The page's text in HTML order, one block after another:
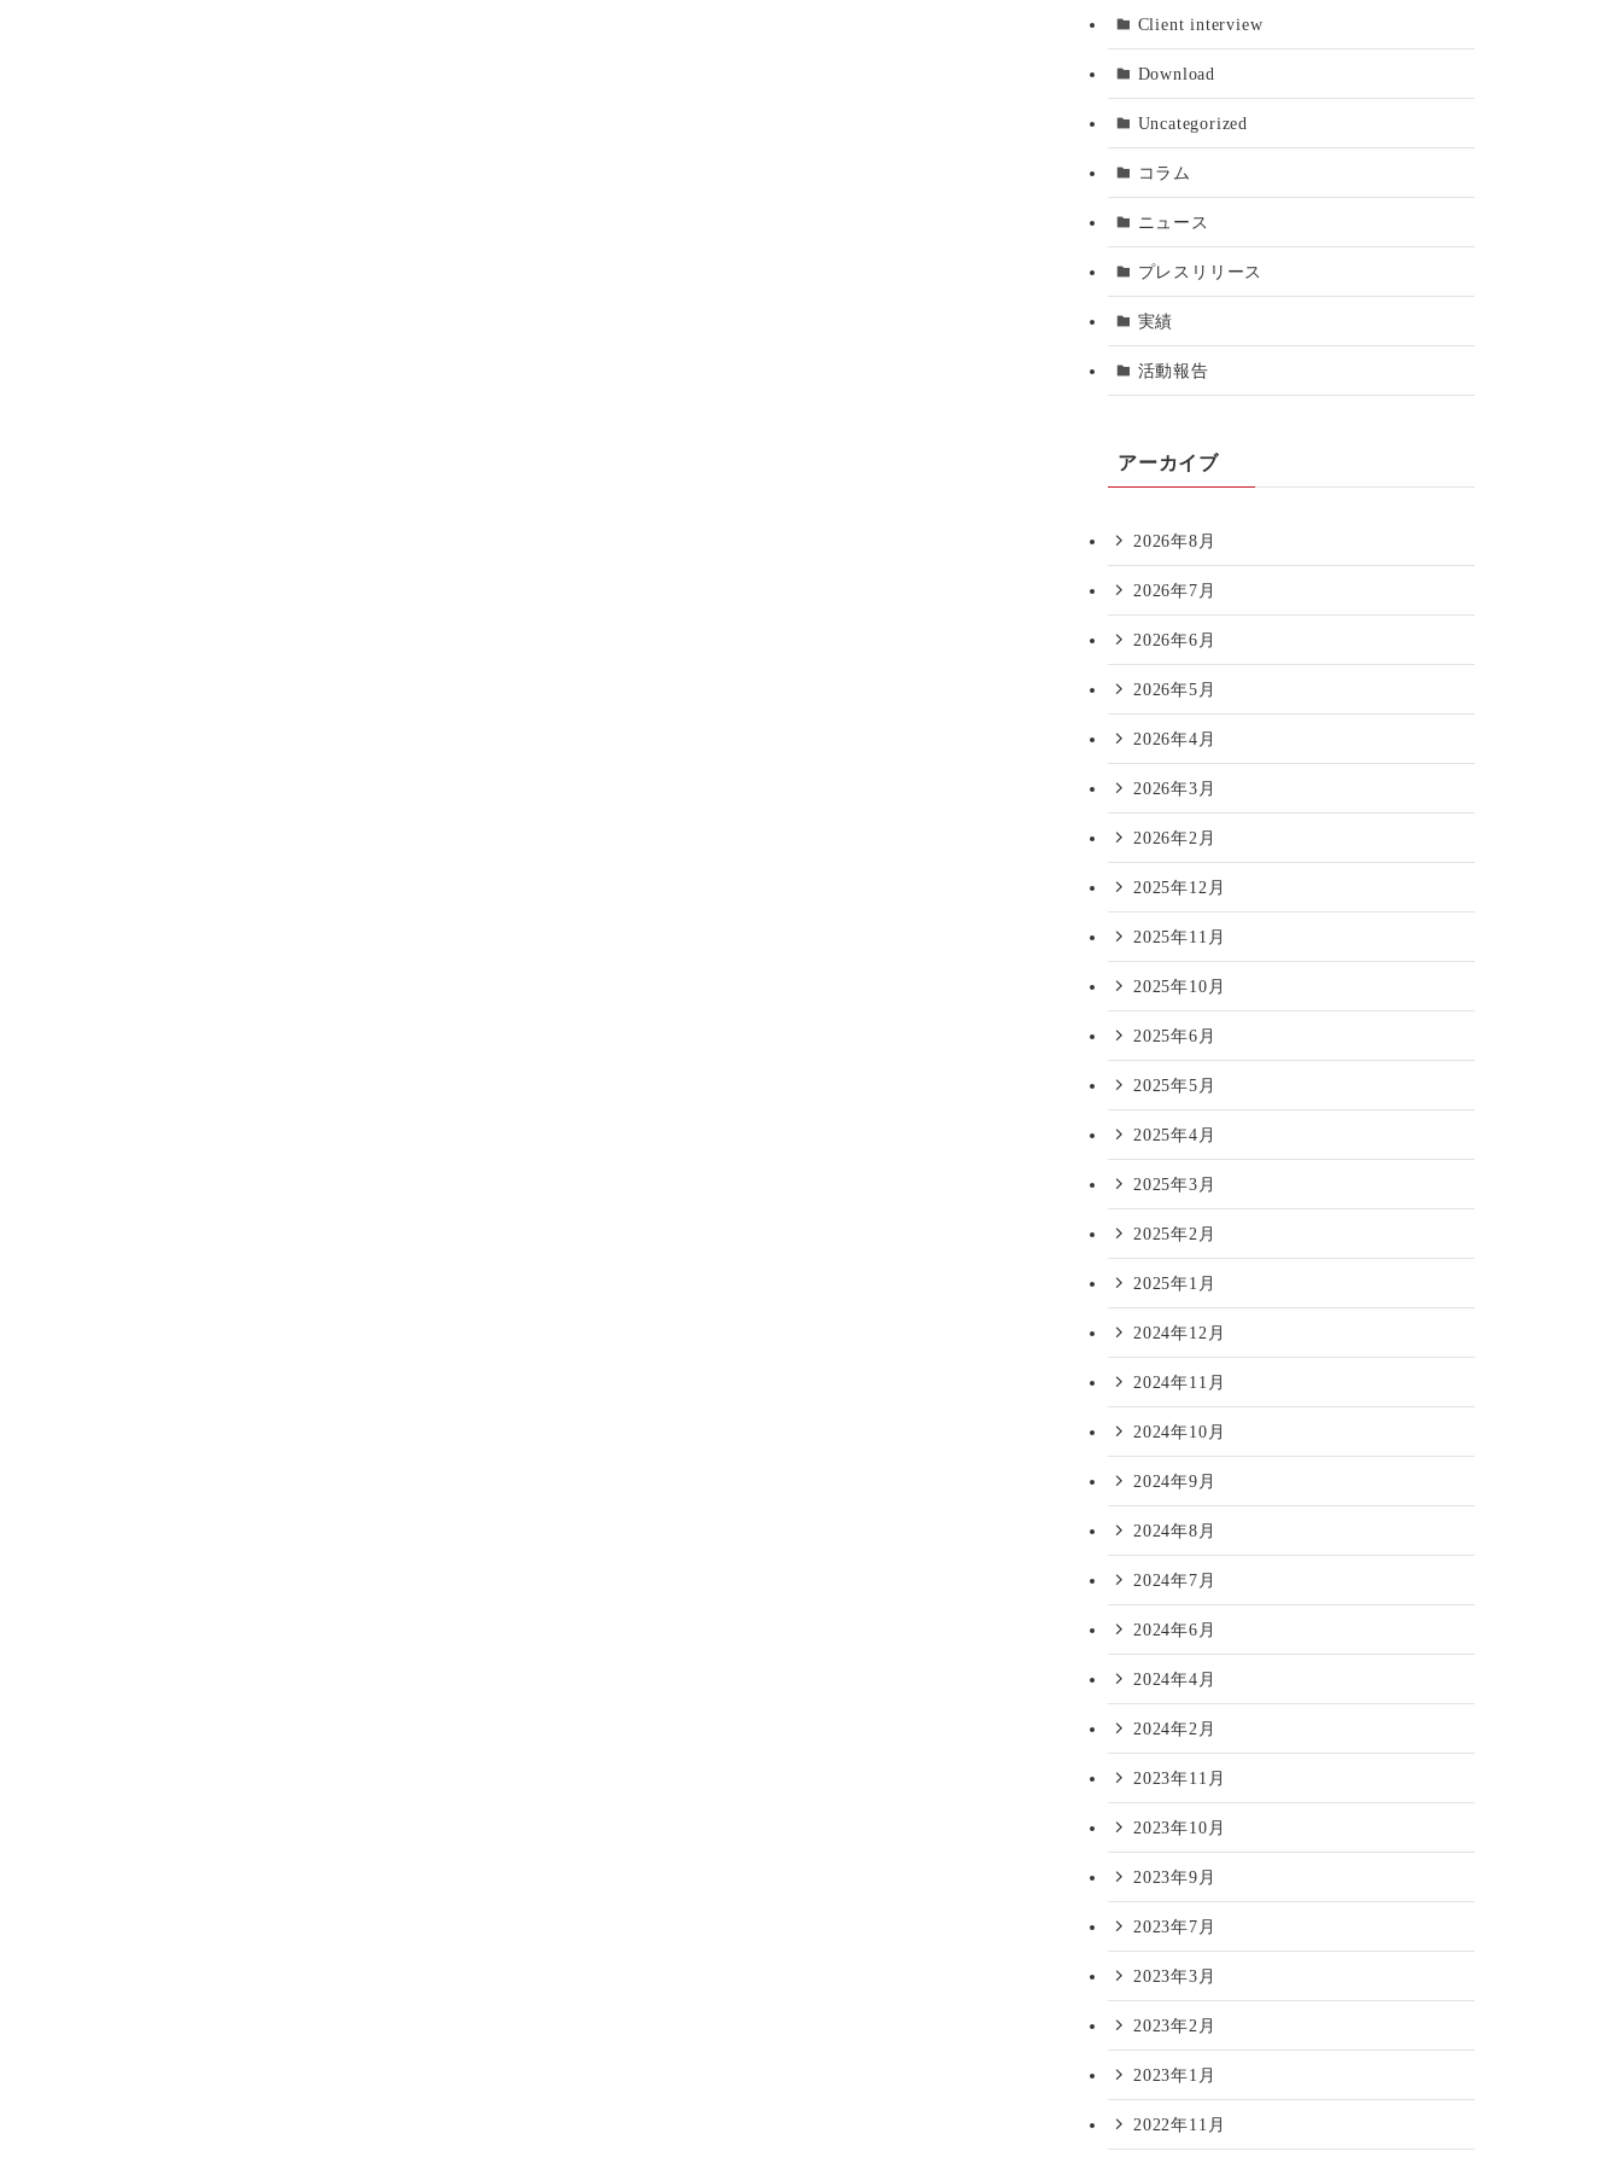
Client interview
Download
Uncategorized
コラム
ニュース
プレスリリース
実績
活動報告
アーカイブ
2026年8月
2026年7月
2026年6月
2026年5月
2026年4月
2026年3月
2026年2月
2025年12月
2025年11月
2025年10月
2025年6月
2025年5月
2025年4月
2025年3月
2025年2月
2025年1月
2024年12月
2024年11月
2024年10月
2024年9月
2024年8月
2024年7月
2024年6月
2024年4月
2024年2月
2023年11月
2023年10月
2023年9月
2023年7月
2023年3月
2023年2月
2023年1月
2022年11月